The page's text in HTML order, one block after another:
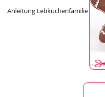
Anleitung Lebkuchenfamilie